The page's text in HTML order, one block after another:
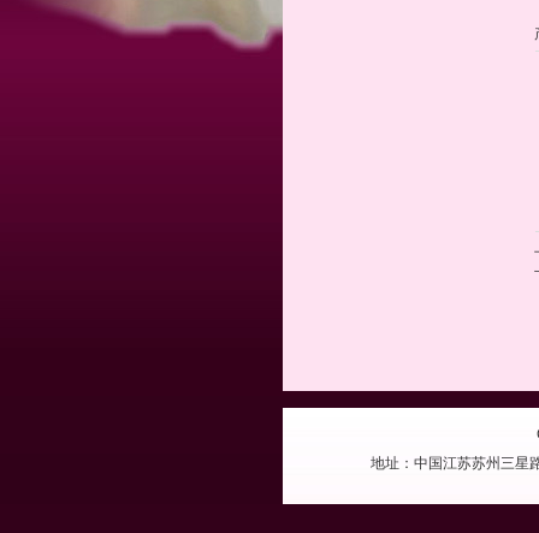
地址：中国江苏苏州三